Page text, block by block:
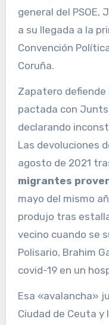
Zapatero defiende
pactada con Junts
declarando
Las devoluciones
agosto de 2021
migrantes
mayo del mismo
produjo tras
vecino cuando se
Polisario, Brahim
covid-19 en un
Esa «avalancha»
Ciudad de Ceuta y